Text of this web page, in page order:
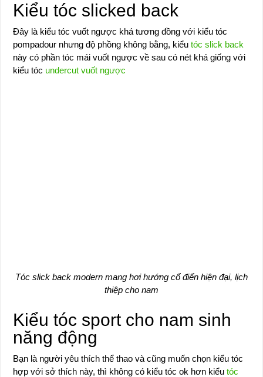
Kiểu tóc slicked back
Đây là kiểu tóc vuốt ngược khá tương đồng với kiểu tóc
pompadour nhưng độ phồng không bằng, kiểutóc slick back
này có phần tóc mái vuốt ngược về sau có nét khá giống với
kiểu tóc undercut vuốt ngược
Tóc slick back modern mang hơi hướng cổ điển hiện đại, lịch
thiệp cho nam
Kiểu tóc sport cho nam sinh
năng động
Bạn là người yêu thích thể thao và cũng muốn chọn kiểu tóc
hợp với sở thích này, thì không có kiểu tóc ok hơn kiểutóc